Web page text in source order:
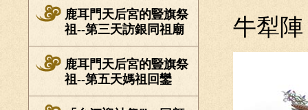
鹿耳門天后宮的豎旗祭
祖--第三天訪銀同祖廟
鹿耳門天后宮的豎旗祭
祖--第五天媽祖回鑾
牛犁陣